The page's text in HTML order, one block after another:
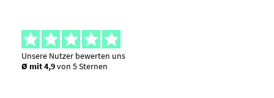
Unsere Nutzer bewerten uns
Ø mit 4,9von 5 Sternen